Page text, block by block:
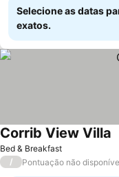
Selecione as datas
exatos.
Bed & Breakfast
Corrib View Villa
/ Pontuação não